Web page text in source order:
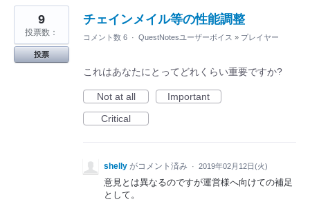
チェインメイル等の性能調整
9
投票数：
投票
コメント数 6 · QuestNotesユーザーボイス » プレイヤー
これはあなたにとってどれくらい重要ですか?
Not at all
Important
Critical
shelly がコメント済み · 2019年02月12日(火)
意見とは異なるのですが運営様へ向けての補足
として。